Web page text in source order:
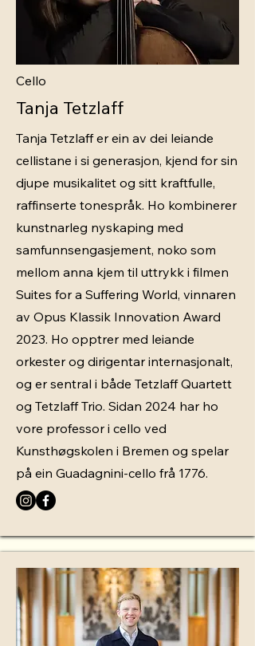
Cello
Tanja Tetzlaff
Tanja Tetzlaff er ein av dei leiande
cellistane i si generasjon, kjend for sin
djupe musikalitet og sitt kraftfulle,
raffinserte tonespråk. Ho kombinerer
kunstnarleg nyskaping med
samfunnsengasjement, noko som
mellom anna kjem til uttrykk i filmen
Suites for a Suffering World, vinnaren
av Opus Klassik Innovation Award
2023. Ho opptrer med leiande
orkester og dirigentar internasjonalt,
og er sentral i både Tetzlaff Quartett
og Tetzlaff Trio. Sidan 2024 har ho
vore professor i cello ved
Kunsthøgskolen i Bremen og spelar
på ein Guadagnini-cello frå 1776.